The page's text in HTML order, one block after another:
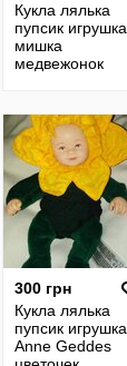
Кукла лялька
пупсик игрушка
мишка
медвежонок
немецкая гдр
ссср
300 грн
Кукла лялька
пупсик игрушка
Anne Geddes